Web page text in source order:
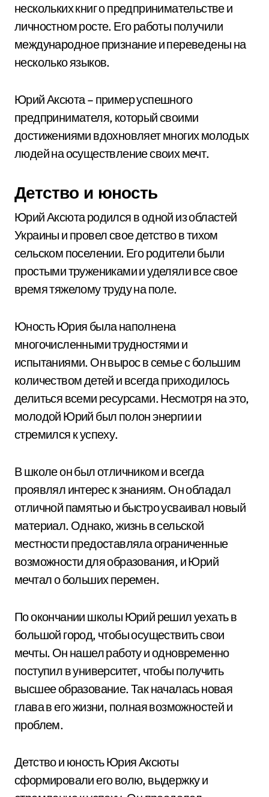
нескольких книг о предпринимательстве и
личностном росте. Его работы получили
международное признание и переведены на
несколько языков.
Юрий Аксюта – пример успешного
предпринимателя, который своими
достижениями вдохновляет многих молодых
людей на осуществление своих мечт.
Детство и юность
Юрий Аксюта родился в одной из областей
Украины и провел свое детство в тихом
сельском поселении. Его родители были
простыми тружениками и уделяли все свое
время тяжелому труду на поле.
Юность Юрия была наполнена
многочисленными трудностями и
испытаниями. Он вырос в семье с большим
количеством детей и всегда приходилось
делиться всеми ресурсами. Несмотря на это,
молодой Юрий был полон энергии и
стремился к успеху.
В школе он был отличником и всегда
проявлял интерес к знаниям. Он обладал
отличной памятью и быстро усваивал новый
материал. Однако, жизнь в сельской
местности предоставляла ограниченные
возможности для образования, и Юрий
мечтал о больших перемен.
По окончании школы Юрий решил уехать в
большой город, чтобы осуществить свои
мечты. Он нашел работу и одновременно
поступил в университет, чтобы получить
высшее образование. Так началась новая
глава в его жизни, полная возможностей и
проблем.
Детство и юность Юрия Аксюты
сформировали его волю, выдержку и